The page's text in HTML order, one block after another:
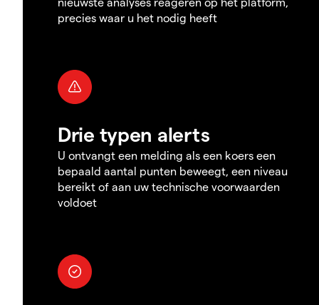
precies waar u het nodig heeft
Drie typen alerts
U ontvangt een melding als een koers een
bepaald aantal punten beweegt, een niveau
bereikt of aan uw technische voorwaarden
voldoet